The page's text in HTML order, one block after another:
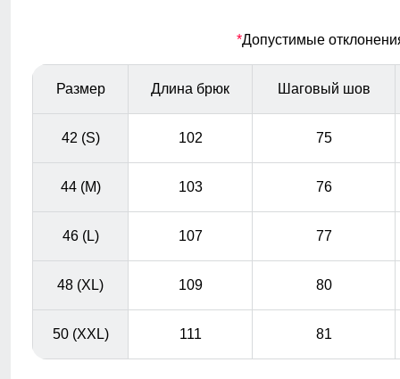
Благодаря липучке и резинке, брюки можно легко
затянуть или ослабить в талии.
*Допустимые
Размер Длина брюк Шаговый шов
42 (S) 102 75
44 (M) 103 76
46 (L) 107 77
48 (XL) 109 80
50 (XXL) 111 81